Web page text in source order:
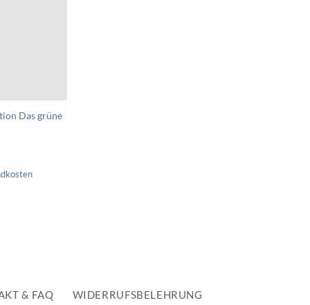
Das grüne
& FAQ WIDERRUFSBELEHRUNG